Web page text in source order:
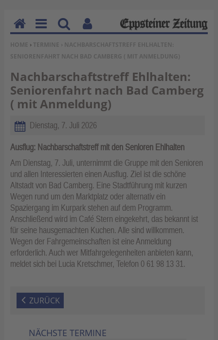
SIE BEFINDEN SICH HIER:
HOME › TERMINE › NACHBARSCHAFTSTREFF EHLHALTEN:
SENIORENFAHRT NACH BAD CAMBERG ( MIT ANMELDUNG)
Nachbarschaftstreff Ehlhalten:
Seniorenfahrt nach Bad Camberg
( mit Anmeldung)
Dienstag, 7. Juli 2026
Ausflug: Nachbarschaftstreff mit den Senioren Ehlhalten
Am Dienstag, 7. Juli, unternimmt die Gruppe mit den Senioren
und allen Interessierten einen Ausflug. Ziel ist die schöne
Altstadt von Bad Camberg. Eine Stadtführung mit kurzen
Wegen rund um den Marktplatz oder alternativ ein
Spaziergang im Kurpark stehen auf dem Programm.
Anschließend wird im Café Stern eingekehrt, das bekannt ist
für seine hausgemachten Kuchen. Alle sind willkommen.
Wegen der Fahrgemeinschaften ist eine Anmeldung
erforderlich. Auch wer Mitfahrgelegenheiten anbieten kann,
meldet sich bei Lucia Kretschmer, Telefon 0 61 98 13 31.
ZURÜCK
NÄCHSTE TERMINE
H
o
m
e
M
en
u
Su
ch
en
Be
nu
tz
erf
un
kti
on
en